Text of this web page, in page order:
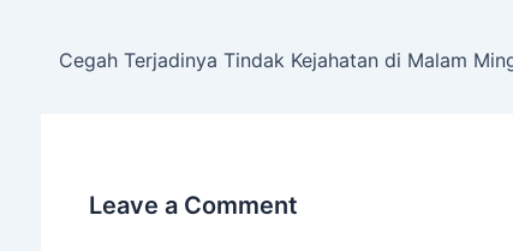
Cegah Terjadinya Tindak Kejahatan di Malam
Leave a Comment